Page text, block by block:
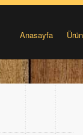
Anasayfa